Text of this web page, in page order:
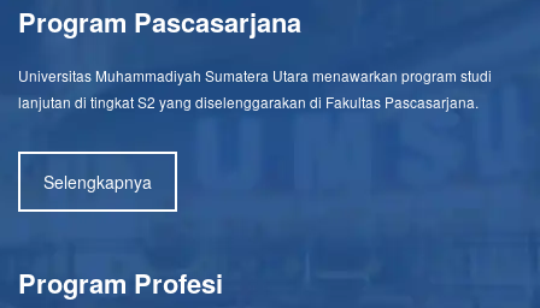
Program Pascasarjana
Universitas Muhammadiyah Sumatera Utara menawarkan program studi
lanjutan di tingkat S2 yang diselenggarakan di Fakultas Pascasarjana.
Selengkapnya
Program Profesi